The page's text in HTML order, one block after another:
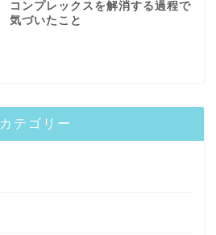
コンプレックスを解消する過程で
気づいたこと
カテゴリー